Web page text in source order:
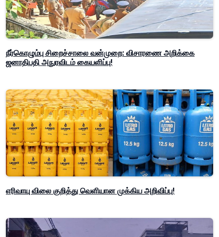
நீர்கொழும்பு சிறைச்சாலை வன்முறை: விசாரணை அறிக்கை
ஜனாதிபதி அநுரவிடம் கையளிப்பு!
எரிவாயு விலை குறித்து வெளியான முக்கிய அறிவிப்பு!